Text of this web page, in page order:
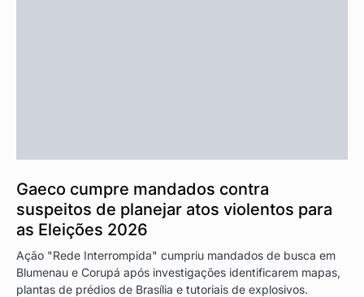
Gaeco cumpre mandados contra
suspeitos de planejar atos violentos para
as Eleições 2026
Ação "Rede Interrompida" cumpriu mandados de busca em
Blumenau e Corupá após investigações identificarem mapas,
plantas de prédios de Brasília e tutoriais de explosivos.